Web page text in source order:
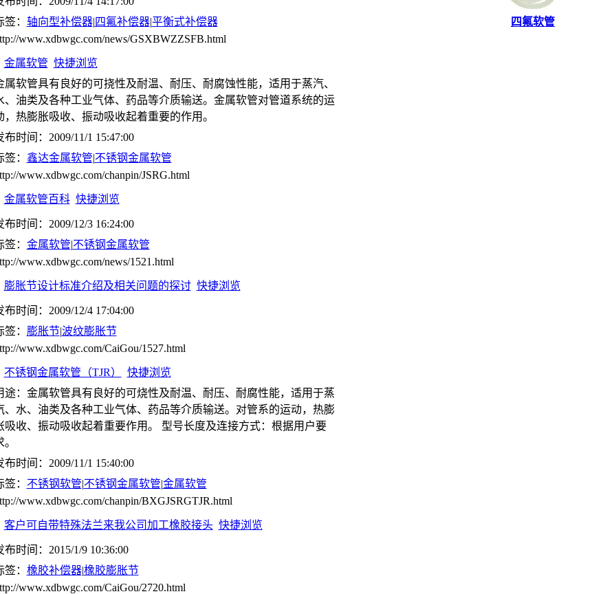
签： 轴向型补偿器|四氟补偿器|平衡式补偿器
www.xdbwgc.com/news/GSXBWZZSFB.html
金属软管 快捷浏览
属软管具有良好的可挠性及耐温、耐压、耐腐蚀性能，适用于蒸汽、
、油类及各种工业气体、药品等介质输送。金属软管对管道系统的运
，热膨胀吸收、振动吸收起着重要的作用。
布时间：2009/11/1 15:47:00
签： 鑫达金属软管|不锈钢金属软管
www.xdbwgc.com/chanpin/JSRG.html
金属软管百科 快捷浏览
布时间：2009/12/3 16:24:00
签： 金属软管|不锈钢金属软管
www.xdbwgc.com/news/1521.html
膨胀节设计标准介绍及相关问题的探讨 快捷浏览
布时间：2009/12/4 17:04:00
签： 膨胀节|波纹膨胀节
www.xdbwgc.com/CaiGou/1527.html
不锈钢金属软管（TJR）
快捷浏览
途：金属软管具有良好的可烧性及耐温、耐压、耐腐性能，适用于蒸
、水、油类及各种工业气体、药品等介质输送。对管系的运动，热膨
吸收、振动吸收起着重要作用。 型号长度及连接方式：根据用户要
。
布时间：2009/11/1 15:40:00
签： 不锈钢软管|不锈钢金属软管|金属软管
www.xdbwgc.com/chanpin/BXGJSRGTJR.html
客户可自带特殊法兰来我公司加工橡胶接头 快捷浏览
布时间：2015/1/9 10:36:00
签： 橡胶补偿器|橡胶膨胀节
www.xdbwgc.com/CaiGou/2720.html
四氟软管